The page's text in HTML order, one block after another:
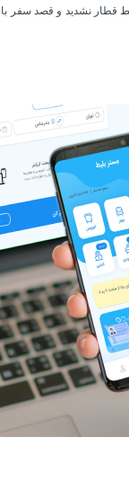
قطار نشدید و قصد سفر با